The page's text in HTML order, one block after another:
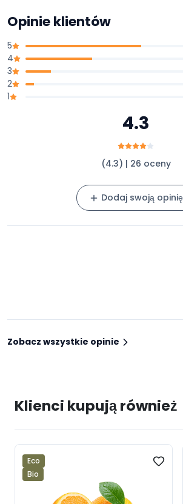
Opinie klientów
5
4
3
2
1
4.3
(4.3) | 26 oceny
Dodaj swoją opinię
Zobacz wszystkie opinie
Klienci kupują również
Eco
Bio